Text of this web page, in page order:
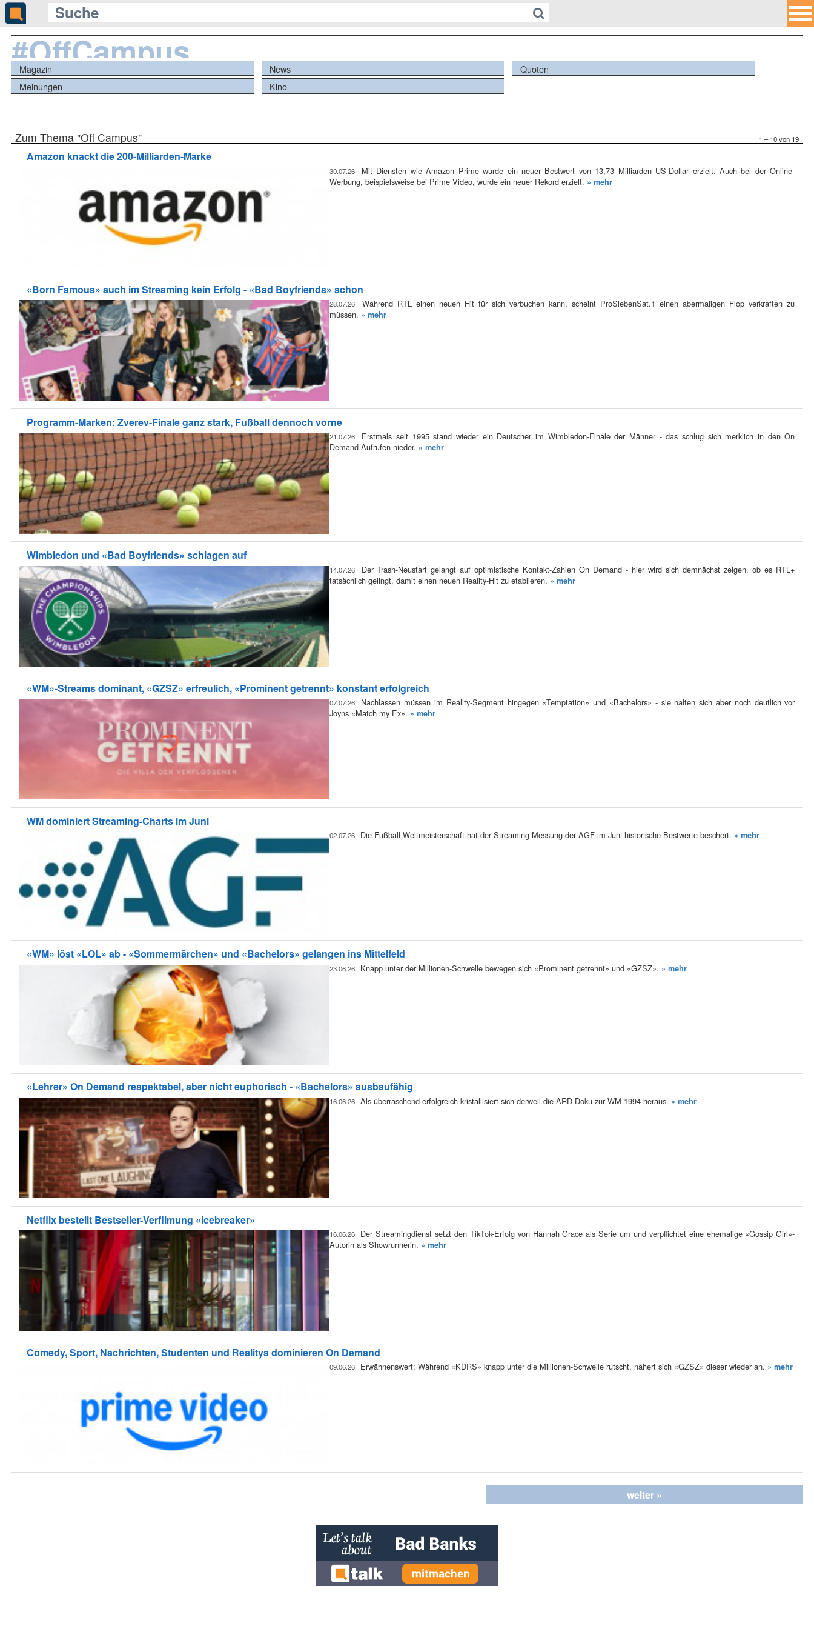
#OffCampus
Magazin News
Quoten
Meinungen
Kino
Zum Thema "Off Campus" 1 – 10 von 19
Amazon knackt die 200-Milliarden-Marke
30.07.26
Mit Diensten wie Amazon Prime wurde ein neuer Bestwert von 13,73 Milliarden US-Dollar erzielt. Auch bei der Online-
Werbung, beispielsweise bei Prime Video, wurde ein neuer Rekord erzielt. » mehr
«Born Famous» auch im Streaming kein Erfolg - «Bad Boyfriends» schon
28.07.26
Während RTL einen neuen Hit für sich verbuchen kann, scheint ProSiebenSat.1 einen abermaligen Flop verkraften zu
müssen. » mehr
Programm-Marken: Zverev-Finale ganz stark, Fußball dennoch vorne
21.07.26
Erstmals seit 1995 stand wieder ein Deutscher im Wimbledon-Finale der Männer - das schlug sich merklich in den On
Demand-Aufrufen nieder. » mehr
Wimbledon und «Bad Boyfriends» schlagen auf
14.07.26
Der Trash-Neustart gelangt auf optimistische Kontakt-Zahlen On Demand - hier wird sich demnächst zeigen, ob es RTL+
tatsächlich gelingt, damit einen neuen Reality-Hit zu etablieren. » mehr
«WM»-Streams dominant, «GZSZ» erfreulich, «Prominent getrennt» konstant erfolgreich
07.07.26
Nachlassen müssen im Reality-Segment hingegen «Temptation» und «Bachelors» - sie halten sich aber noch deutlich vor
Joyns «Match my Ex». » mehr
WM dominiert Streaming-Charts im Juni
02.07.26 Die Fußball-Weltmeisterschaft hat der Streaming-Messung der AGF im Juni historische Bestwerte beschert. » mehr
«WM» löst «LOL» ab - «Sommermärchen» und «Bachelors» gelangen ins Mittelfeld
23.06.26 Knapp unter der Millionen-Schwelle bewegen sich «Prominent getrennt» und «GZSZ». » mehr
«Lehrer» On Demand respektabel, aber nicht euphorisch - «Bachelors» ausbaufähig
16.06.26 Als überraschend erfolgreich kristallisiert sich derweil die ARD-Doku zur WM 1994 heraus. » mehr
Netflix bestellt Bestseller-Verfilmung «Icebreaker»
16.06.26
Der Streamingdienst setzt den TikTok-Erfolg von Hannah Grace als Serie um und verpflichtet eine ehemalige «Gossip Girl»-
Autorin als Showrunnerin. » mehr
Comedy, Sport, Nachrichten, Studenten und Realitys dominieren On Demand
09.06.26 Erwähnenswert: Während «KDRS» knapp unter die Millionen-Schwelle rutscht, nähert sich «GZSZ» dieser wieder an. » mehr
weiter »